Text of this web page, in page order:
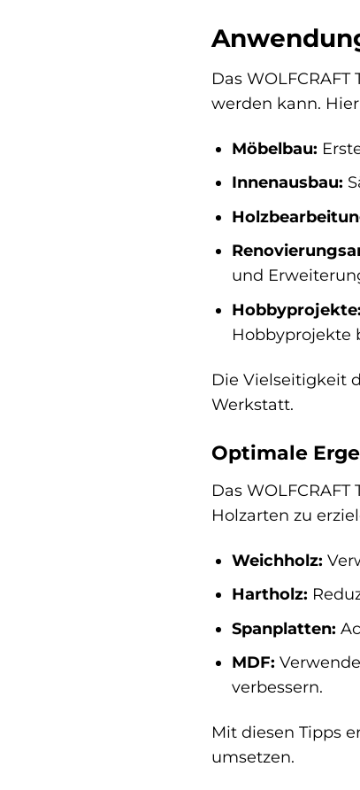
Das
werden kann.
Möbelbau:
Innenausbau:
und
Hobbyprojekte:
Hobbyprojekte
Die Vielseitigkeit
Werkstatt.
Optimale
Das
Holzarten zu
Weichholz:
Hartholz:
Spanplatten:
MDF:
verbessern.
Mit diesen Tipps
umsetzen.